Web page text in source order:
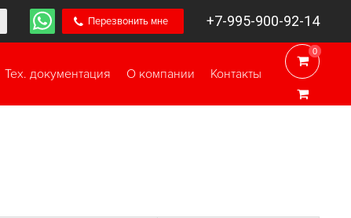
Перезвонить мне +7-995-900-92-14
0
0
Тех. документация О компании Контакты